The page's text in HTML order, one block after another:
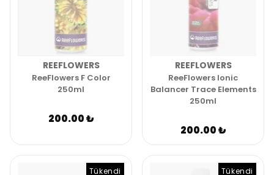
REEFLOWERS
ReeFlowers F Color
250ml
200.00 ₺
REEFLOWERS
ReeFlowers Ionic
Balancer Trace Elements
250ml
200.00 ₺
Tükendi Tükendi